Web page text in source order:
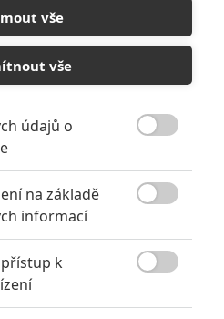
0 0
2 na čtvrtek mám
na toho Shyamalana tak
zklamala záporák
ochranku celý konec je
co mění tváře šel k
plán zjistilo se, že to není
ho tady je Melina co jde k
zjistí se , že to není Melina
zabije) . Konec je podobná
spadlo letadlo s Mumií a
Black Widow bez padáku
vybuchuje sebere padák
ti vojáci roztáhne padák
je v komatu , ale i tak se
vše
vše
údajů o
na základě
informací
k